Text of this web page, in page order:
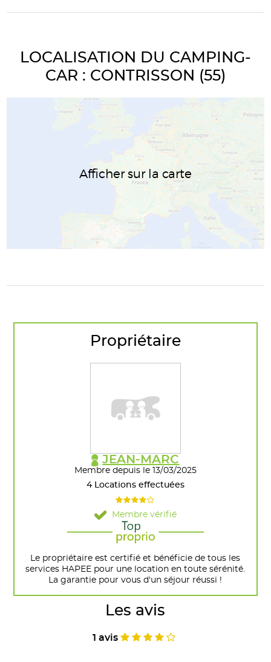
LOCALISATION DU CAMPING-
CAR : CONTRISSON (55)
Afficher sur la carte
Propriétaire
JEAN-MARC
Membre depuis le 13/03/2025
4 Locations effectuées
Membre vérifié
Le propriétaire est certifié et bénéficie de tous les
services HAPEE pour une location en toute sérénité.
La garantie pour vous d'un séjour réussi !
Les avis
1 avis